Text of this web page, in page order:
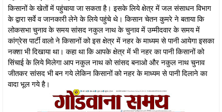
किसानों के खेतों में पहुंचाया जा सकता है। इसके लिये क्षेत्र में जल संसाधन विभाग
के द्वारा सर्वे व जानकारी लेने के लिये पहुंचे थे। किसान चेतन कुमरे ने बताया कि
लोकसभा चुनाव के समय सांसद नकुल नाथ के चुनाव में उम्मीदवार के समय में
कांग्रेस पार्टी वालो ने किसानों को इस क्षेत्र में नहर के माध्यम से पानी आयेगा इसका
नक्शा भी दिखाया था। कहा था कि आपके क्षेत्र में भी नहर का पानी किसानों को
सिंचाई के लिये मिलेगा आप नकुल नाथ को सांसद बनाओ और नकुल नाथ चुनाव
जीतकर सांसद भी बन गये लेकिन किसानों को नहर के माध्यम से पानी दिलाने का
वादा भूल गये है।